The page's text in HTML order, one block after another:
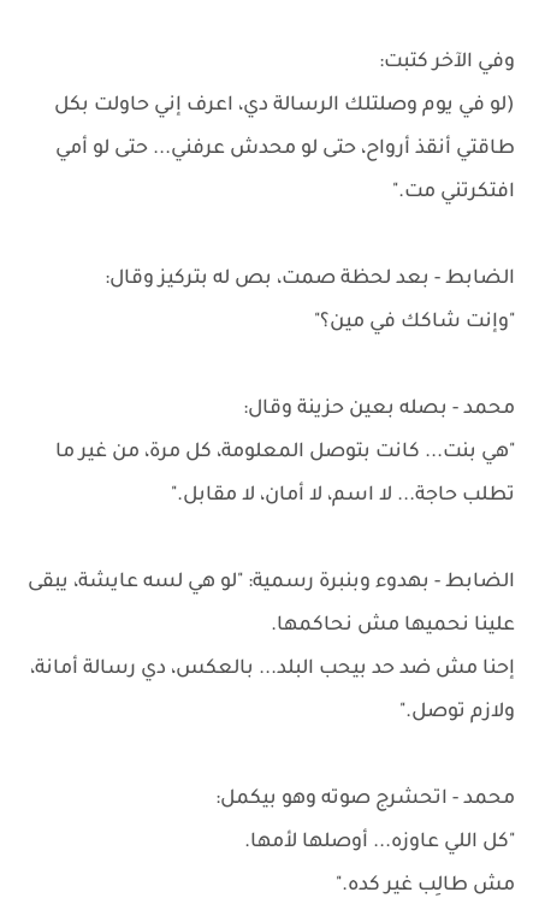
وفي الآخر كتبت:
(لو في يوم وصلتلك الرسالة دي، اعرف إني حاولت بكل
طاقتي أنقذ أرواح، حتى لو محدش عرفني... حتى لو أمي
افتكرتني مت."
الضابط - بعد لحظة صمت، بص له بتركيز وقال:
"وإنت شاكك في مين؟"
محمد - بصله بعين حزينة وقال:
"هي بنت... كانت بتوصل المعلومة، كل مرة، من غير ما
تطلب حاجة... لا اسم، لا أمان، لا مقابل."
الضابط - بهدوء وبنبرة رسمية: "لو هي لسه عايشة، يبقى
علينا نحميها مش نحاكمها.
إحنا مش ضد حد بيحب البلد... بالعكس، دي رسالة أمانة،
ولازم توصل."
محمد - اتحشرج صوته وهو بيكمل:
"كل اللي عاوزه... أوصلها لأمها.
مش طالِب غير كده."